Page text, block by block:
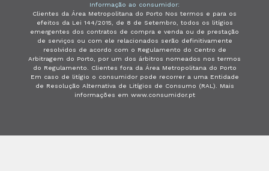
Informação ao consumidor:
Clientes da Área Metropolitana do Porto Nos termos e para os
efeitos da Lei 144/2015, de 8 de Setembro, todos os litígios
emergentes dos contratos de compra e venda ou de prestação
de serviços ou com ele relacionados serão definitivamente
resolvidos de acordo com o Regulamento do Centro de
Arbitragem do Porto, por um dos árbitros nomeados nos termos
do Regulamento. Clientes fora da Área Metropolitana do Porto
Em caso de litígio o consumidor pode recorrer a uma Entidade
de Resolução Alternativa de Litígios de Consumo (RAL). Mais
informações em www.consumidor.pt